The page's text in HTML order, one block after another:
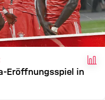
Eröffnungsspiel in